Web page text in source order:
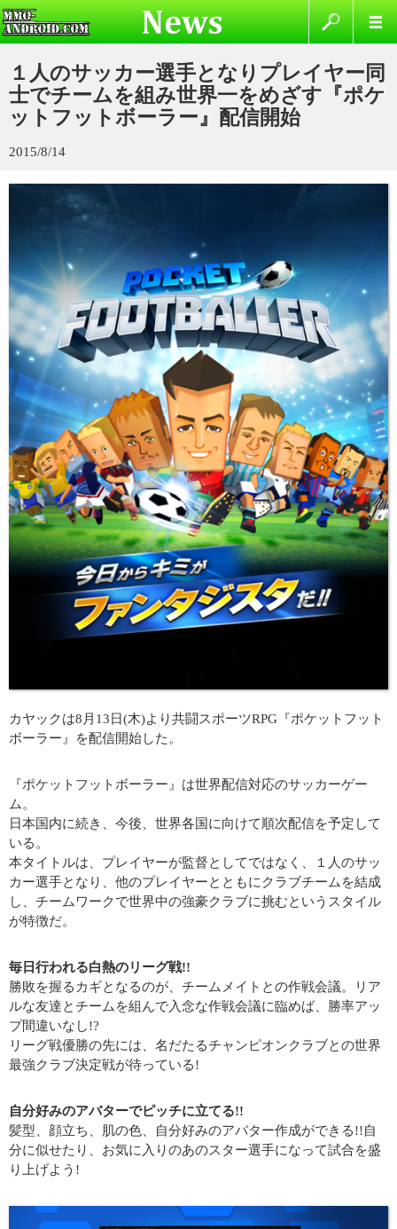
１人のサッカー選手となりプレイヤー同
士でチームを組み世界一をめざす『ポケ
ットフットボーラー』配信開始
2015/8/14
カヤックは8月13日(木)より共闘スポーツRPG『ポケットフット
ボーラー』を配信開始した。
『ポケットフットボーラー』は世界配信対応のサッカーゲー
ム。
日本国内に続き、今後、世界各国に向けて順次配信を予定して
いる。
本タイトルは、プレイヤーが監督としてではなく、１人のサッ
カー選手となり、他のプレイヤーとともにクラブチームを結成
し、チームワークで世界中の強豪クラブに挑むというスタイル
が特徴だ。
毎日行われる白熱のリーグ戦!!
勝敗を握るカギとなるのが、チームメイトとの作戦会議。リア
ルな友達とチームを組んで入念な作戦会議に臨めば、勝率アッ
プ間違いなし!?
リーグ戦優勝の先には、名だたるチャンピオンクラブとの世界
最強クラブ決定戦が待っている!
自分好みのアバターでピッチに立てる!!
髪型、顔立ち、肌の色、自分好みのアバター作成ができる!!自
分に似せたり、お気に入りのあのスター選手になって試合を盛
り上げよう!